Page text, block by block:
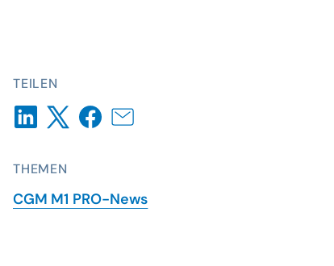
TEILEN
THEMEN
CGM M1 PRO-News